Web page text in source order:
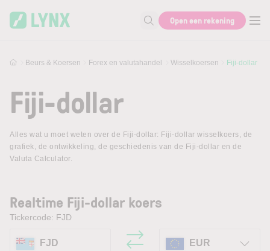
Zoek naar informatie
Open een rekening
Beurs & Koersen Forex en valutahandel Wisselkoersen Fiji-dollar
Fiji-dollar
Alles wat u moet weten over de Fiji-dollar: Fiji-dollar wisselkoers, de
grafiek, de ontwikkeling, de geschiedenis van de Fiji-dollar en de
Valuta Calculator.
Realtime Fiji-dollar koers
Tickercode: FJD
FJD EUR